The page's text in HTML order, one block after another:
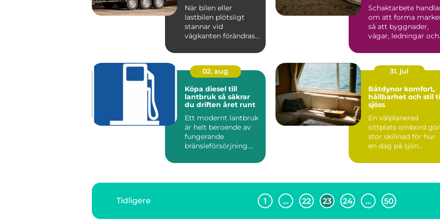
När bilen eller
lastbilen plötsligt
stannar vid
vägkanten förändras
sekund. Då blir b...
Schaktarbete
om att forma
så att byggnader,
vägar, ledningar och
02. aug
Köpa diesel till
lantbruk så säkrar
du driften året runt
Ett modernt lantbruk
är helt beroende av
fungerande
bränsleförsörjning.
skördetröskor, la...
31. jul
Båtdynor komfort,
hållbarhet och stil
sjöss
En välplanerad
sittplats ombord gör
stor skillnad för hur
en dag på sjön
båtdynor kan ...
Tidligere 1 … 22 23 24 … 50